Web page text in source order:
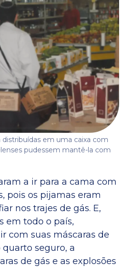
distribuídas em uma caixa com
pudessem mantê-la com
a ir para a cama com
pois os pijamas eram
nos trajes de gás. E,
em todo o país,
com suas máscaras de
quarto seguro, a
de gás e as explosões